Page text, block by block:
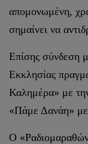
απομονωμένη,
σημαίνει να
Επίσης σύνδεση
Εκκλησίας
Καλημέρα» με
«Πάμε Δανάη»
Ο